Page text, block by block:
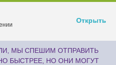
Открыть
МЫ СПЕШИМ ОТПРАВИТЬ
БЫСТРЕЕ, НО ОНИ МОГУТ
Открыть